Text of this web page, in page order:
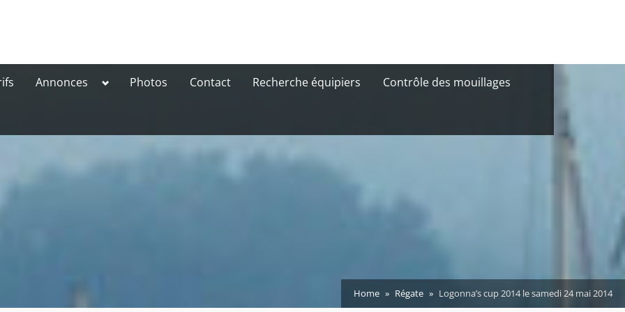
Annonces TogglePhotos Contact Recherche équipiers Contrôle des mouillages
Home Régate Logonna’s cup 2014 le samedi 24 mai 2014